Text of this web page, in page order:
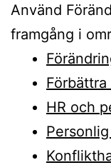
Använd
framgång i
HR och
Konf